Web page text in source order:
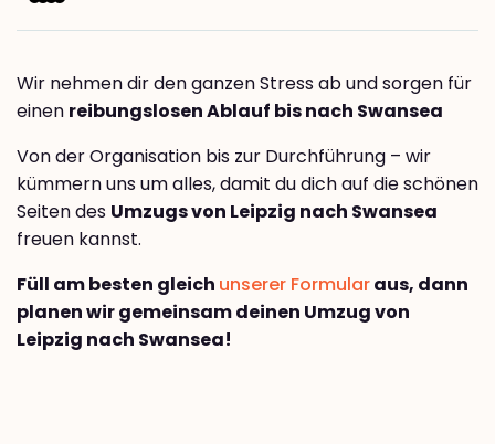
Wir nehmen dir den ganzen Stress ab und sorgen für
einen reibungslosen Ablauf bis nach Swansea
Von der Organisation bis zur Durchführung – wir
kümmern uns um alles, damit du dich auf die schönen
Seiten des Umzugs von Leipzig nach Swansea
freuen kannst.
Füll am besten gleich unserer Formularaus, dann
planen wir gemeinsam deinen Umzug von
Leipzig nach Swansea!